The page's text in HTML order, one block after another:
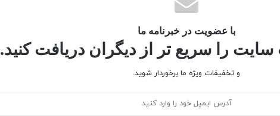
با عضویت در خبرنامه ما
را سریع تر از دیگران دریافت کنید.
و تخفیفات ویژه ما برخوردار شوید.